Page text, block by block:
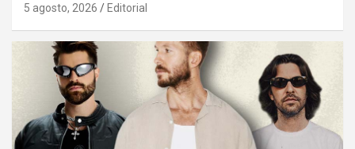
5 agosto, 2026 Editorial